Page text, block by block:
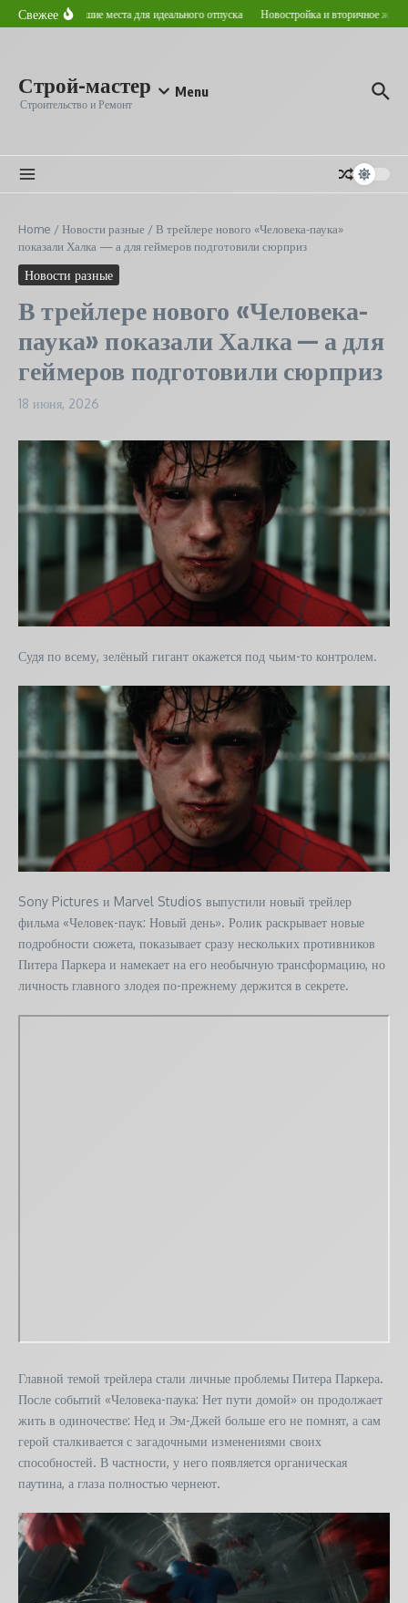
Перейти к содержанию
Свежее
в Астане: лучшие места для идеального отпуска Новостройка и вторичное
Строй-мастер
Строительство и Ремонт
Menu
Home /Новости разные /В трейлере нового «Человека-паука»
показали Халка — а для геймеров подготовили сюрприз
Новости разные
В трейлере нового «Человека-
паука» показали Халка — а для
геймеров подготовили сюрприз
18 июня, 2026
Судя по всему, зелёный гигант окажется под чьим-то контролем.
Sony Pictures и Marvel Studios выпустили новый трейлер
фильма «Человек-паук: Новый день». Ролик раскрывает новые
подробности сюжета, показывает сразу нескольких противников
Питера Паркера и намекает на его необычную трансформацию, но
личность главного злодея по-прежнему держится в секрете.
Главной темой трейлера стали личные проблемы Питера Паркера.
После событий «Человека-паука: Нет пути домой» он продолжает
жить в одиночестве: Нед и Эм-Джей больше его не помнят, а сам
герой сталкивается с загадочными изменениями своих
способностей. В частности, у него появляется органическая
паутина, а глаза полностью чернеют.